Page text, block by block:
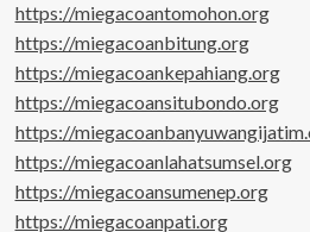
https://miegacoantomohon.org
https://miegacoanbitung.org
https://miegacoankepahiang.org
https://miegacoansitubondo.org
https://
https://miegacoanlahatsumsel.org
https://miegacoansumenep.org
https://miegacoanpati.org